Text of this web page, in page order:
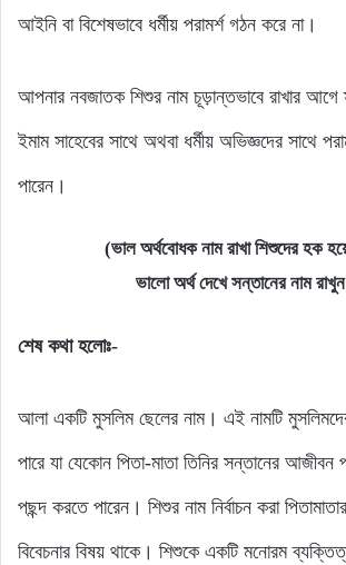
আইনি বা বিশেষভাবে ধর্মীয় পরামর্শ গঠন করে না।
আপনার নবজাতক শিশুর নাম চূড়ান্তভাবে রাখার আগে
ইমাম সাহেবের সাথে অথবা ধর্মীয় অভিজ্ঞদের সাথে
পারেন।
(ভাল অর্থবোধক নাম রাখা শিশুদের হক
ভালো অর্থ দেখে সন্তানের নাম
শেষ কথা হলোঃ-
আলা একটি মুসলিম ছেলের নাম। এই নামটি
পারে যা যেকোন পিতা-মাতা তিনির সন্তানের আজীবন
পছন্দ করতে পারেন। শিশুর নাম নির্বাচন করা
বিবেচনার বিষয় থাকে। শিশুকে একটি মনোরম